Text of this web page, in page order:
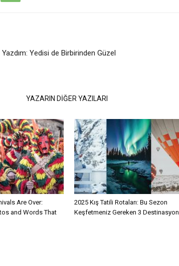
Yazdım: Yedisi de Birbirinden Güzel
YAZARIN DİĞER YAZILARI
Are Over:
and Words That
2025 Kış Tatili Rotaları: Bu Sezon
Keşfetmeniz Gereken 3 Destinasyon